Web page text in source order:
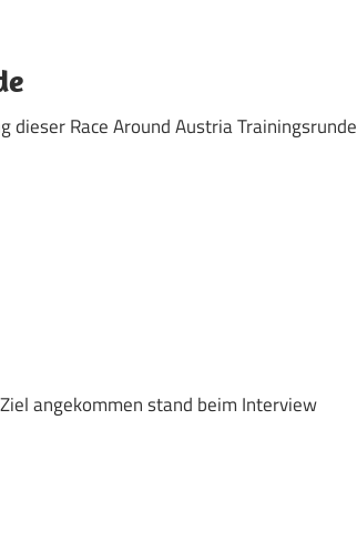
Race Around Austria Trainingsrunde
angekommen stand beim Interview